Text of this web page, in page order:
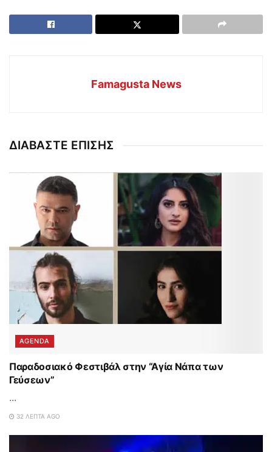
Famagusta News
ΔΙΑΒΑΣΤΕ ΕΠΙΣΗΣ
AGENDA
Παραδοσιακό Φεστιβάλ στην “Αγία Νάπα των
Γεύσεων”
...
32 ΛΕΠΤΆ AGO